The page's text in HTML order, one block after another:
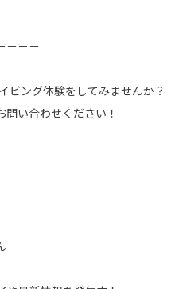
－－－
ビング体験をしてみませんか？
い合わせください！
－－－